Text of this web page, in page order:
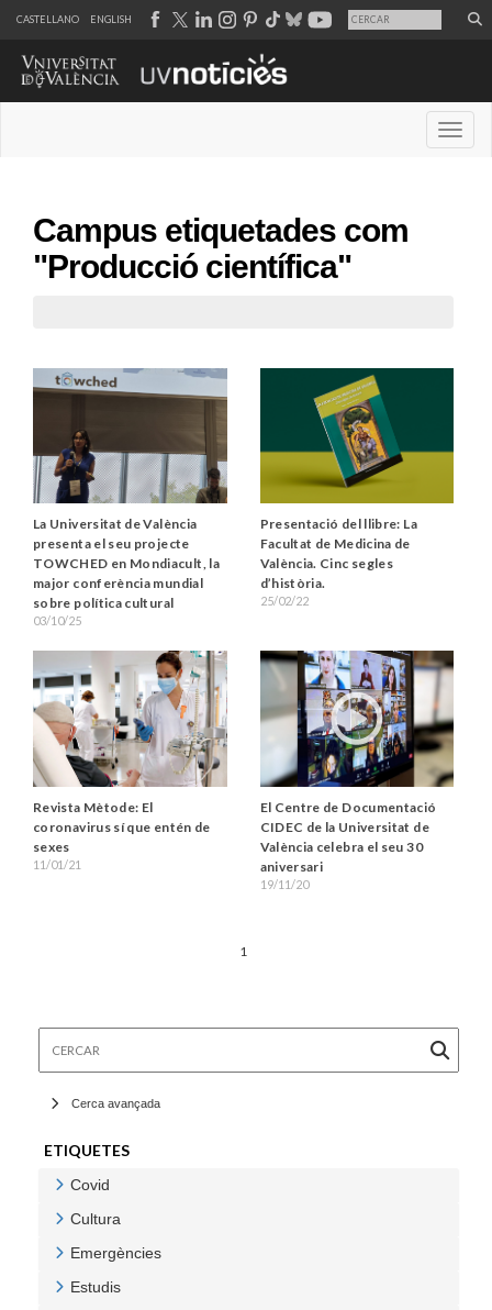
CASTELLANO ENGLISH
Campus etiquetades com
"Producció científica"
La Universitat de València
presenta el seu projecte
TOWCHED en Mondiacult, la
major conferència mundial
sobre política cultural
03/10/25
Presentació del llibre: La
Facultat de Medicina de
València. Cinc segles
d’història.
25/02/22
Revista Mètode: El
coronavirus sí que entén de
sexes
11/01/21
El Centre de Documentació
CIDEC de la Universitat de
València celebra el seu 30
aniversari
19/11/20
1
Cerca avançada
ETIQUETES
Covid
Cultura
Emergències
Estudis